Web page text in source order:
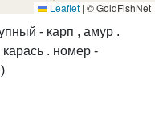
Leaflet | © GoldFishNet
- карп , амур .
. номер -